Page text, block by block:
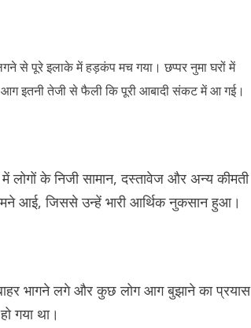
से पूरे इलाके में हड़कंप मच गया। छप्पर नुमा घरों में
इतनी तेजी से फैली कि पूरी आबादी संकट में आ गई।
में लोगों के निजी सामान, दस्तावेज और अन्य कीमती
आई, जिससे उन्हें भारी आर्थिक नुकसान हुआ।
भागने लगे और कुछ लोग आग बुझाने का प्रयास
गया था।